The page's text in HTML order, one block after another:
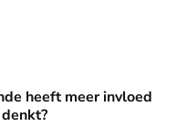
invloed op je leven dan je
heeft meer invloed